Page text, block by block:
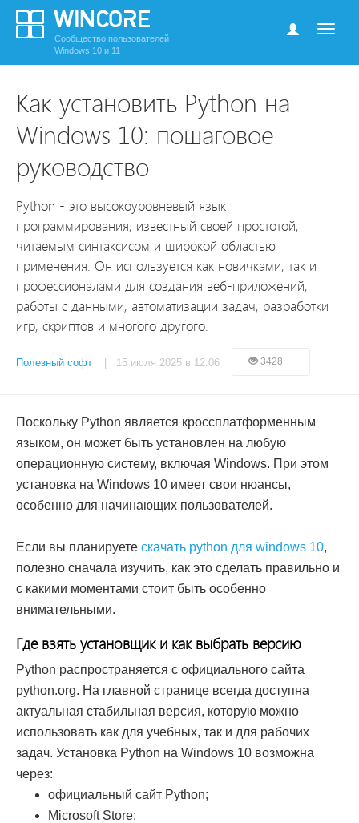
Сообщество пользователей
Windows 10 и 11
Как установить Python на
Windows 10: пошаговое
руководство
Python - это высокоуровневый язык
программирования, известный своей простотой,
читаемым синтаксисом и широкой областью
применения. Он используется как новичками, так и
профессионалами для создания веб-приложений,
работы с данными, автоматизации задач, разработки
игр, скриптов и многого другого.
Полезный софт | 15 июля 2025 в 12:06 3428
Поскольку Python является кроссплатформенным
языком, он может быть установлен на любую
операционную систему, включая Windows. При этом
установка на Windows 10 имеет свои нюансы,
особенно для начинающих пользователей.
Если вы планируете скачать python для windows 10,
полезно сначала изучить, как это сделать правильно и
с какими моментами стоит быть особенно
внимательными.
Где взять установщик и как выбрать версию
Python распространяется с официального сайта
python.org. На главной странице всегда доступна
актуальная стабильная версия, которую можно
использовать как для учебных, так и для рабочих
задач. Установка Python на Windows 10 возможна
через:
официальный сайт Python;
Microsoft Store;